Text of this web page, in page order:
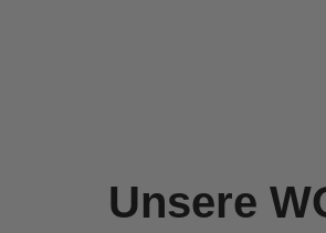
Unsere